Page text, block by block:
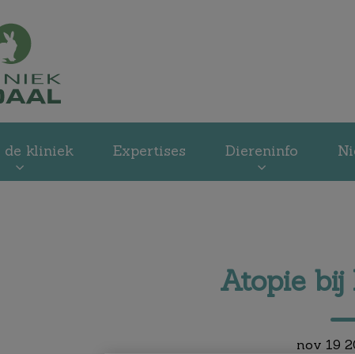
de kliniek Expertises Diereninfo
Atopie bij
nov 19